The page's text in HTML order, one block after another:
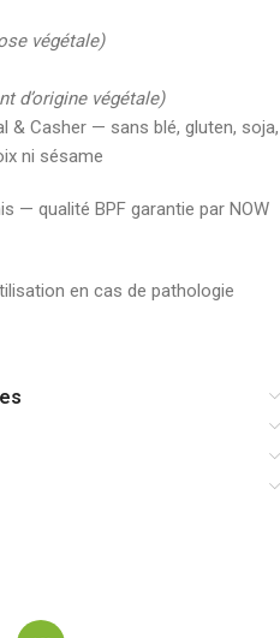
végétale)
d’origine végétale)
& Casher — sans blé, gluten, soja,
ni sésame
— qualité BPF garantie par NOW
en cas de pathologie